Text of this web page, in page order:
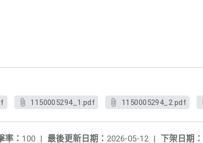
1150005294_1.pdf 1150005294_2.pdf
下架日期：
最後更新日期： 2026-05-12 |
率： 100 |